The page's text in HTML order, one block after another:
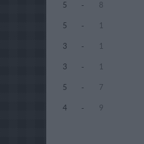
5 - 8
5 - 1
3 - 1
3 - 1
5 - 7
4 - 9